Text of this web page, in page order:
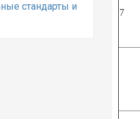
стандарты и
7